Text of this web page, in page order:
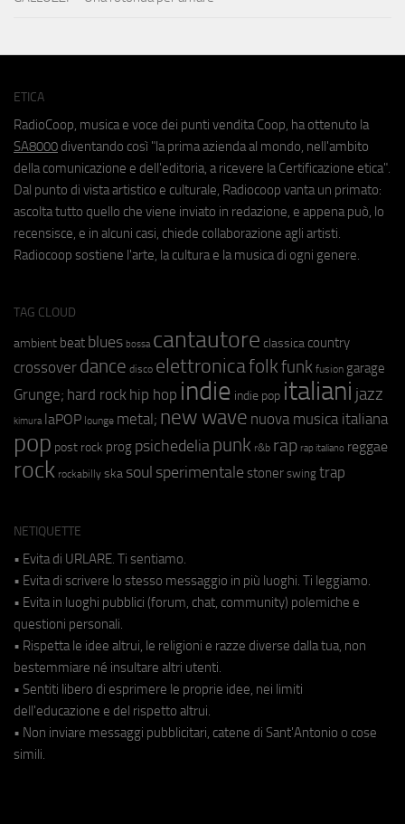
ETICA
RadioCoop, musica e voce dei punti vendita Coop, ha ottenuto la
SA8000 diventando così "la prima azienda al mondo, nell'ambito
della comunicazione e dell'editoria, a ricevere la Certificazione etica".
Dal punto di vista artistico e culturale, Radiocoop vanta un primato:
ascolta tutto quello che viene inviato in redazione, e appena può, lo
recensisce, e in alcuni casi, chiede collaborazione agli artisti.
Radiocoop sostiene l'arte, la cultura e la musica di ogni genere.
TAG CLOUD
ambient beat blues bossa cantautore classica country
crossover dance disco elettronicafolkfunk fusion garage
Grunge; hard rock hip hop indie indie pop italiani jazz
kimura laPOP lounge metal; new wave nuova musica italiana
pop post rock prog psichedeliapunk r&b rap rap italiano reggae
rock rockabilly ska soul sperimentale stoner swing trap
NETIQUETTE
• Evita di URLARE. Ti sentiamo.
• Evita di scrivere lo stesso messaggio in più luoghi. Ti leggiamo.
• Evita in luoghi pubblici (forum, chat, community) polemiche e
questioni personali.
• Rispetta le idee altrui, le religioni e razze diverse dalla tua, non
bestemmiare né insultare altri utenti.
• Sentiti libero di esprimere le proprie idee, nei limiti
dell'educazione e del rispetto altrui.
• Non inviare messaggi pubblicitari, catene di Sant'Antonio o cose
simili.